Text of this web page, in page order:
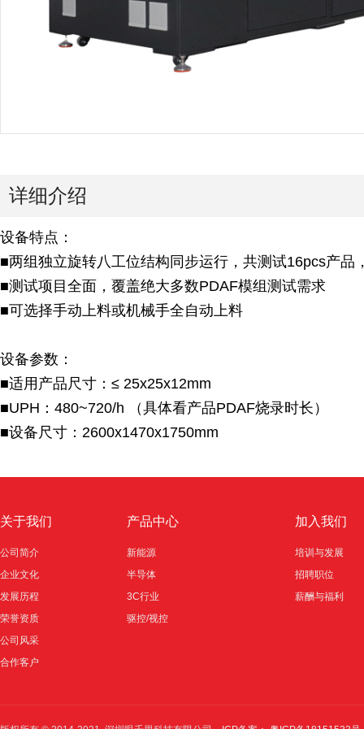
详细介绍
设备特点：
■两组独立旋转八工位结构同步运行，共测试16pcs产品
■测试项目全面，覆盖绝大多数PDAF模组测试需求
■可选择手动上料或机械手全自动上料
设备参数：
■适用产品尺寸：≤ 25x25x12mm
■UPH：480~720/h （具体看产品PDAF烧录时长）
■设备尺寸：2600x1470x1750mm
关于我们
公司简介
企业文化
发展历程
荣誉资质
公司风采
合作客户
产品中心
新能源
半导体
3C行业
驱控/视控
加入我们
培训与发展
招聘职位
薪酬与福利